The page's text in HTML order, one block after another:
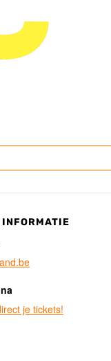
je tickets!